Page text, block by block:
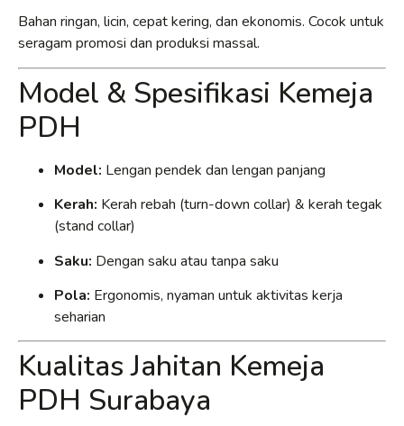
Bahan ringan, licin, cepat kering, dan ekonomis. Cocok untuk
seragam promosi dan produksi massal.
Model & Spesifikasi Kemeja
PDH
Model: Lengan pendek dan lengan panjang
Kerah: Kerah rebah (turn-down collar) & kerah tegak
(stand collar)
Saku: Dengan saku atau tanpa saku
Pola: Ergonomis, nyaman untuk aktivitas kerja
seharian
Kualitas Jahitan Kemeja
PDH Surabaya